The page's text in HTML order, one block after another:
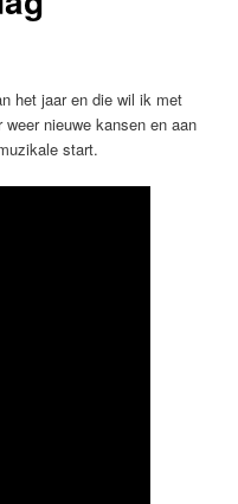
het jaar en die wil ik met
nieuwe kansen en aan
start.